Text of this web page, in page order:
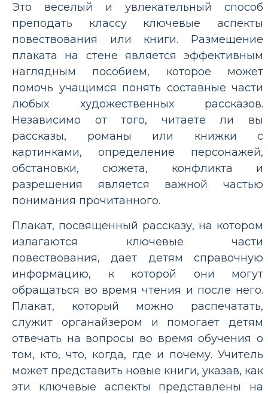
Это веселый и увлекательный способ
преподать классу ключевые аспекты
повествования или книги. Размещение
плаката на стене является эффективным
наглядным пособием, которое может
помочь учащимся понять составные части
любых художественных рассказов.
Независимо от того, читаете ли вы
рассказы, романы или книжки с
картинками, определение персонажей,
обстановки, сюжета, конфликта и
разрешения является важной частью
понимания прочитанного.
Плакат, посвященный рассказу, на котором
излагаются ключевые части
повествования, дает детям справочную
информацию, к которой они могут
обращаться во время чтения и после него.
Плакат, который можно распечатать,
служит органайзером и помогает детям
отвечать на вопросы во время обучения о
том, кто, что, когда, где и почему. Учитель
может представить новые книги, указав, как
эти ключевые аспекты представлены на